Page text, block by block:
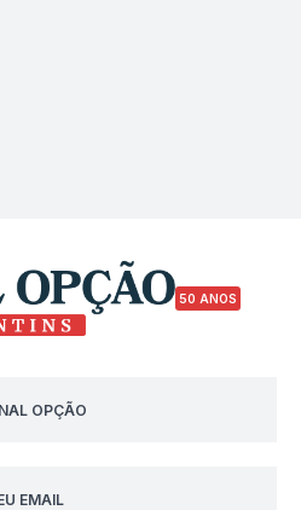
50 ANOS
OPÇÃO
EMAIL